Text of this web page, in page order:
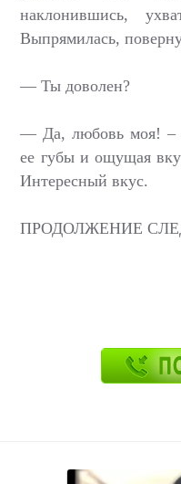
наклонившись,
Выпрямилась,
— Ты доволен?
— Да, любовь моя! –
ее губы и ощущая
Интересный вкус.
ПРОДОЛЖЕНИЕ